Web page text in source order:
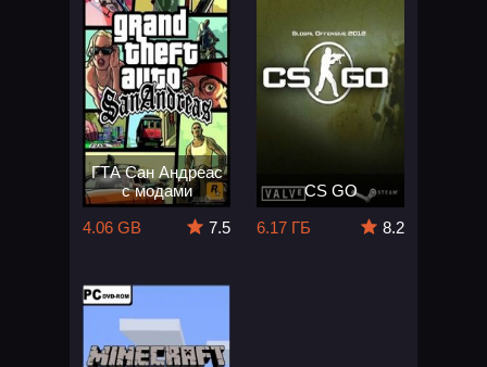
ГТА Сан Андреас
с модами
4.06 GB
7.5
CS GO
6.17 ГБ
8.2